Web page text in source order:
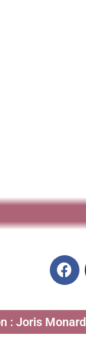
: Joris Monard